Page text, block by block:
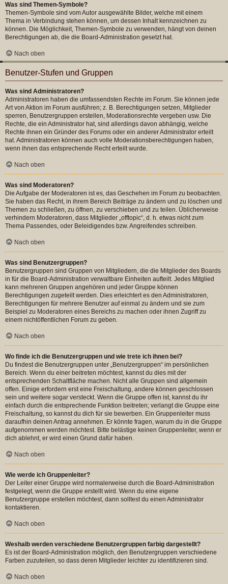
Was sind Themen-Symbole?
Themen-Symbole sind vom Autor ausgewählte Bilder, welche mit einem
Thema in Verbindung stehen können, um dessen Inhalt kennzeichnen zu
können. Die Möglichkeit, Themen-Symbole zu verwenden, hängt von deinen
Berechtigungen ab, die die Board-Administration gesetzt hat.
Nach oben
Benutzer-Stufen und Gruppen
Was sind Administratoren?
Administratoren haben die umfassendsten Rechte im Forum. Sie können jede
Art von Aktion im Forum ausführen; z. B. Berechtigungen setzen, Mitglieder
sperren, Benutzergruppen erstellen, Moderationsrechte vergeben usw. Die
Rechte, die ein Administrator hat, sind allerdings davon abhängig, welche
Rechte ihnen ein Gründer des Forums oder ein anderer Administrator erteilt
hat. Administratoren können auch volle Moderationsberechtigungen haben,
wenn ihnen das entsprechende Recht erteilt wurde.
Nach oben
Was sind Moderatoren?
Die Aufgabe der Moderatoren ist es, das Geschehen im Forum zu beobachten.
Sie haben das Recht, in ihrem Bereich Beiträge zu ändern und zu löschen und
Themen zu schließen, zu öffnen, zu verschieben und zu teilen. Üblicherweise
verhindern Moderatoren, dass Mitglieder „offtopic“, d. h. etwas nicht zum
Thema Passendes, oder Beleidigendes bzw. Angreifendes schreiben.
Nach oben
Was sind Benutzergruppen?
Benutzergruppen sind Gruppen von Mitgliedern, die die Mitglieder des Boards
in für die Board-Administration verwaltbare Einheiten aufteilt. Jedes Mitglied
kann mehreren Gruppen angehören und jeder Gruppe können
Berechtigungen zugeteilt werden. Dies erleichtert es den Administratoren,
Berechtigungen für mehrere Benutzer auf einmal zu ändern und sie zum
Beispiel zu Moderatoren eines Bereichs zu machen oder ihnen Zugriff zu
einem nichtöffentlichen Forum zu geben.
Nach oben
Wo finde ich die Benutzergruppen und wie trete ich ihnen bei?
Du findest die Benutzergruppen unter „Benutzergruppen“ im persönlichen
Bereich. Wenn du einer beitreten möchtest, kannst du dies mit der
entsprechenden Schaltfläche machen. Nicht alle Gruppen sind allgemein
offen. Einige erfordern erst eine Freischaltung, andere können geschlossen
sein und weitere sogar versteckt. Wenn die Gruppe offen ist, kannst du ihr
einfach durch die entsprechende Funktion beitreten; verlangt die Gruppe eine
Freischaltung, so kannst du dich für sie bewerben. Ein Gruppenleiter muss
daraufhin deinen Antrag annehmen. Er könnte fragen, warum du in die Gruppe
aufgenommen werden möchtest. Bitte belästige keinen Gruppenleiter, wenn er
dich ablehnt, er wird einen Grund dafür haben.
Nach oben
Wie werde ich Gruppenleiter?
Der Leiter einer Gruppe wird normalerweise durch die Board-Administration
festgelegt, wenn die Gruppe erstellt wird. Wenn du eine eigene
Benutzergruppe erstellen möchtest, dann solltest du einen Administrator
kontaktieren.
Nach oben
Weshalb werden verschiedene Benutzergruppen farbig dargestellt?
Es ist der Board-Administration möglich, den Benutzergruppen verschiedene
Farben zuzuteilen, so dass deren Mitglieder leichter zu identifizieren sind.
Nach oben